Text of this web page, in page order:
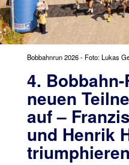
Bobbahnrun 2026 - Foto: Lukas
4.
neuen
auf –
und Henrik